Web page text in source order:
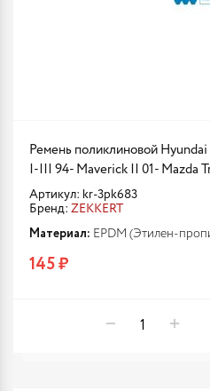
Ремень поликлиновой
I-III 94- Maverick II 01- Mazda
Артикул: kr-3pk683
Бренд: ZEKKERT
Материал: EPDM (Этилен-
145 ₽